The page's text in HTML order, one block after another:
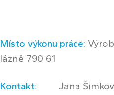
Místo výkonu práce:
lázně 790 61
Kontakt: Jana